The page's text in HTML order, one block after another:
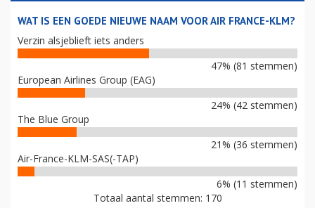
WAT IS EEN GOEDE NIEUWE NAAM VOOR AIR FRANCE-KLM?
Verzin alsjeblieft iets anders
47% (81 stemmen)
European Airlines Group (EAG)
24% (42 stemmen)
The Blue Group
21% (36 stemmen)
Air-France-KLM-SAS(-TAP)
6% (11 stemmen)
Totaal aantal stemmen: 170